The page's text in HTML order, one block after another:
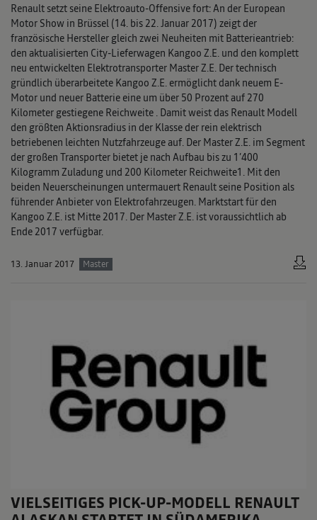
Renault setzt seine Elektroauto-Offensive fort: An der European
Motor Show in Brüssel (14. bis 22. Januar 2017) zeigt der
französische Hersteller gleich zwei Neuheiten mit Batterieantrieb:
den aktualisierten City-Lieferwagen Kangoo Z.E. und den komplett
neu entwickelten Elektrotransporter Master Z.E. Der technisch
gründlich überarbeitete Kangoo Z.E. ermöglicht dank neuem E-
Motor und neuer Batterie eine um über 50 Prozent auf 270
Kilometer gestiegene Reichweite . Damit weist das Renault Modell
den größten Aktionsradius in der Klasse der rein elektrisch
betriebenen leichten Nutzfahrzeuge auf. Der Master Z.E. im Segment
der großen Transporter bietet je nach Aufbau bis zu 1’400
Kilogramm Zuladung und 200 Kilometer Reichweite1. Mit den
beiden Neuerscheinungen untermauert Renault seine Position als
führender Anbieter von Elektrofahrzeugen. Marktstart für den
Kangoo Z.E. ist Mitte 2017. Der Master Z.E. ist voraussichtlich ab
Ende 2017 verfügbar.
13. Januar 2017 Master
VIELSEITIGES PICK-UP-MODELL RENAULT